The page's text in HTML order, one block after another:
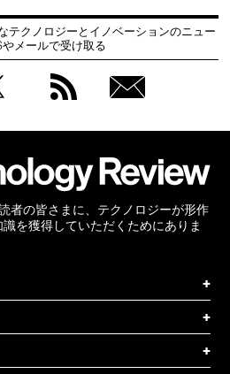
テクノロジーとイノベーションのニュー
やメールで受け取る
読者の皆さまに、テクノロジーが形作
を獲得していただくためにありま
+
+
+